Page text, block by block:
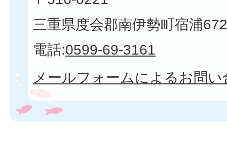
三重県度会郡南伊勢町宿浦
電話:0599-69-3161
メールフォームによるお問い